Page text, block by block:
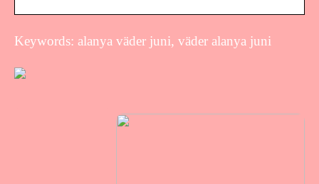
Keywords: alanya väder juni, väder alanya juni